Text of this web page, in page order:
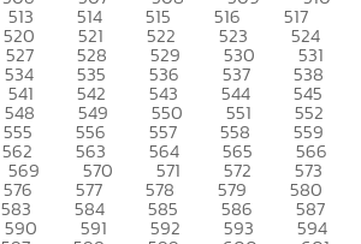
513 514 515 516 517
520 521 522 523 524
527 528 529 530 531
534 535 536 537 538
541 542 543 544 545
548 549 550 551 552
555 556 557 558 559
562 563 564 565 566
569 570 571 572 573
576 577 578 579 580
583 584 585 586 587
590 591 592 593 594